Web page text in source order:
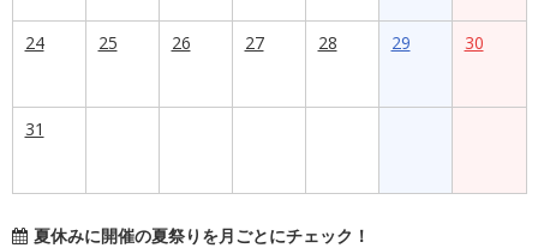
24 25 26 27 28 29 30
31
夏休みに開催の夏祭りを月ごとにチェック！